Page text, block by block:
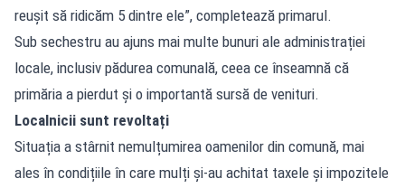
reușit să ridicăm 5 dintre ele”, completează primarul.
Sub sechestru au ajuns mai multe bunuri ale administrației
locale, inclusiv pădurea comunală, ceea ce înseamnă că
primăria a pierdut și o importantă sursă de venituri.
Localnicii sunt revoltați
Situația a stârnit nemulțumirea oamenilor din comună, mai
ales în condițiile în care mulți și-au achitat taxele și impozitele